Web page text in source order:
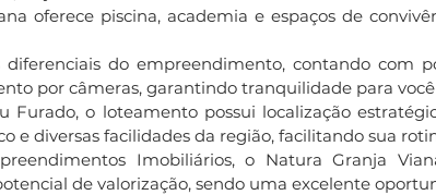
oferece piscina, academia e espaços de
do empreendimento, contando com
por câmeras, garantindo tranquilidade para
Furado, o loteamento possui localização
e diversas facilidades da região, facilitando sua
Imobiliários, o Natura Granja
de valorização, sendo uma excelente